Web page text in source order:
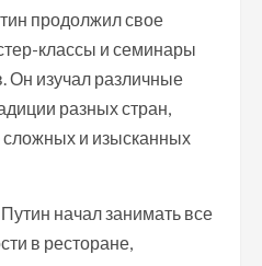
продолжил свое
классы и семинары
изучал различные
разных стран,
и изысканных
начал занимать все
в ресторане,